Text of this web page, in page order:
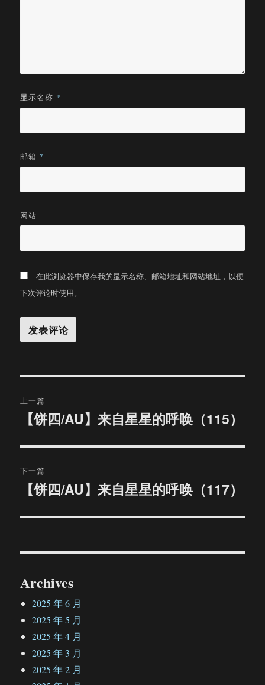
显示名称 *
邮箱 *
网站
在此浏览器中保存我的显示名称、邮箱地址和网站地址，以便
下次评论时使用。
章
航
上一篇
文
章：
【饼四/AU】来自星星的呼唤（115）
下一篇
文
【饼四/AU】来自星星的呼唤（117）
Archives
2025 年 6 月
2025 年 5 月
2025 年 4 月
2025 年 3 月
2025 年 2 月